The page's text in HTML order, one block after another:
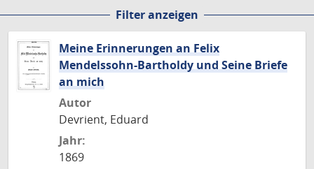
Filter anzeigen
Meine Erinnerungen an Felix
Mendelssohn-Bartholdy und Seine Briefe
an mich
Autor
Devrient, Eduard
Jahr:
1869